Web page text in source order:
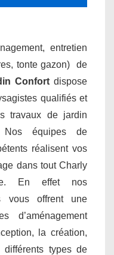
entretien
tonte gazon) de
Confort dispose
qualifiés et
travaux de jardin
Nos équipes de
réalisent vos
dans tout Charly
En effet nos
vous offrent une
d’aménagement
la création,
différents types de